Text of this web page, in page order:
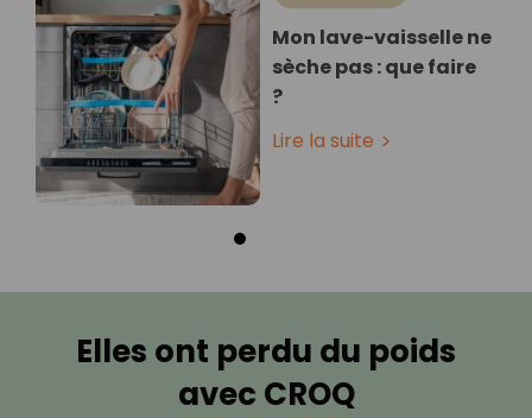
Mon lave-vaisselle ne
sèche pas : que faire
?
Lire la suite
Elles ont perdu du poids
avec CROQ